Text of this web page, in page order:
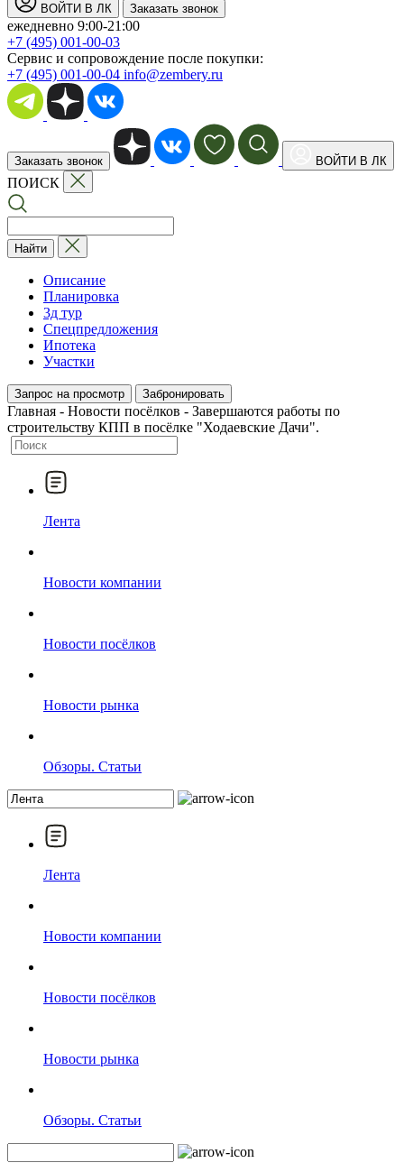
ВОЙТИ В ЛК Заказать звонок
ежедневно 9:00-21:00
+7 (495) 001-00-03
Cервис и сопровождение после покупки:
+7 (495) 001-00-04 info@zembery.ru
Заказать звонок ВОЙТИ В ЛК
ПОИСК
Найти
Описание
Планировка
3д тур
Спецпредложения
Ипотека
Участки
Запрос на просмотр Забронировать
Главная - Новости посёлков - Завершаются работы по
строительству КПП в посёлке "Ходаевские Дачи".
Лента
Новости компании
Новости посёлков
Новости рынка
Обзоры. Статьи
Лента
Новости компании
Новости посёлков
Новости рынка
Обзоры. Статьи